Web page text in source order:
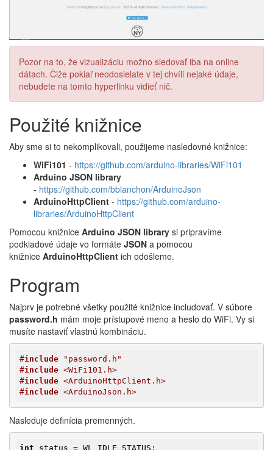
Pozor na to, že vizualizáciu možno sledovať iba na online
dátach. Čiže pokiaľ neodosielate v tej chvíli nejaké údaje,
nebudete na tomto hyperlinku vidieť nič.
Použité knižnice
Aby sme si to nekomplikovali, použijeme nasledovné knižnice:
WiFi101 - https://github.com/arduino-libraries/WiFi101
Arduino JSON library
- https://github.com/bblanchon/ArduinoJson
ArduinoHttpClient - https://github.com/arduino-
libraries/ArduinoHttpClient
Pomocou knižnice Arduino JSON library si pripravíme
podkladové údaje vo formáte JSON a pomocou
knižnice ArduinoHttpClient ich odošleme.
Program
Najprv je potrebné všetky použité knižnice includovať. V súbore
password.h mám moje prístupové meno a heslo do WiFi. Vy si
musíte nastaviť vlastnú kombináciu.
#include "password.h"
#include <WiFi101.h>
#include <ArduinoHttpClient.h>
#include <ArduinoJson.h>
Nasleduje definícia premenných.
int